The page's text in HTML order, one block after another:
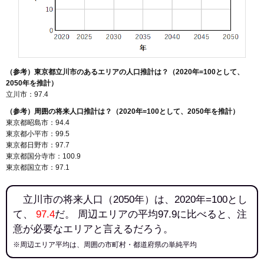
（参考）東京都立川市のあるエリアの人口推計は？（2020年=100として、
2050年を推計）
立川市：97.4
（参考）周囲の将来人口推計は？（2020年=100として、2050年を推計）
東京都昭島市：94.4
東京都小平市：99.5
東京都日野市：97.7
東京都国分寺市：100.9
東京都国立市：97.1
立川市の将来人口（2050年）は、2020年=100とし
て、 97.4だ。 周辺エリアの平均97.9に比べると、注
意が必要なエリアと言えるだろう。
※周辺エリア平均は、周囲の市町村・都道府県の単純平均